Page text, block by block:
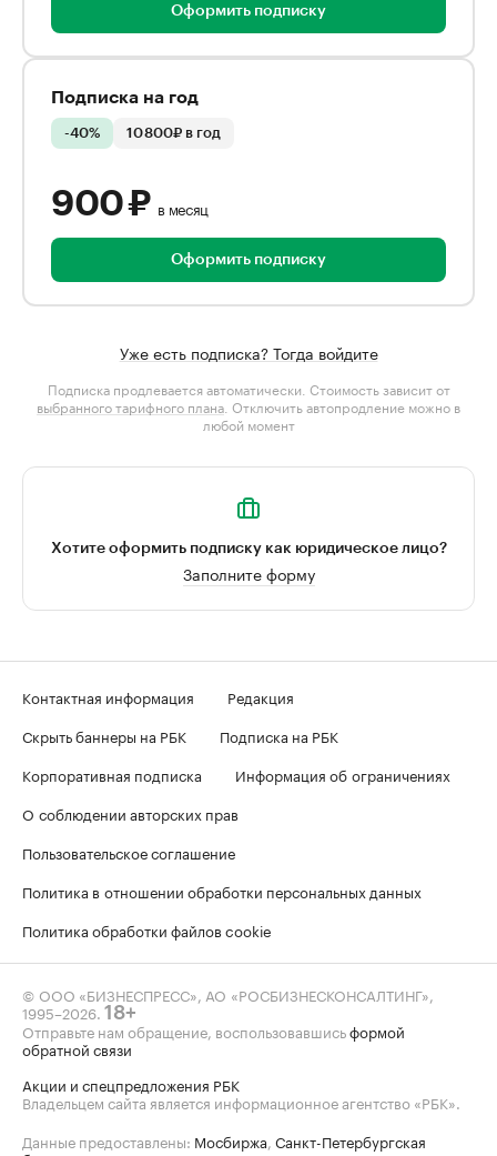
Оформить подписку
Подписка на год
-40% 10 800₽ в год
900 ₽ в месяц
Оформить подписку
Уже есть подписка? Тогда войдите
Подписка продлевается автоматически. Стоимость зависит от
выбранного тарифного плана . Отключить автопродление можно в
любой момент
Хотите оформить подписку как юридическое лицо?
Заполните форму
Контактная информация
Редакция
Скрыть баннеры на РБК
Подписка на РБК
Корпоративная подписка
Информация об ограничениях
О соблюдении авторских прав
Пользовательское соглашение
Политика в отношении обработки персональных данных
Политика обработки файлов cookie
© ООО «БИЗНЕСПРЕСС», АО «РОСБИЗНЕСКОНСАЛТИНГ»,
1995–2026. 18+
Отправьте нам обращение, воспользовавшисьформой
обратной связи
Акции и спецпредложения РБК
Владельцем сайта является информационное агентство «РБК».
Данные предоставлены: Мосбиржа, Санкт-Петербургская